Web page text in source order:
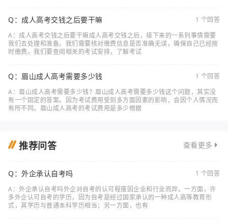
Q：成人高考交钱之后要干嘛
1 个回答
A：成人高考交钱之后要干嘛成人高考交钱之后，接下来的一系列事情需要
我们去处理和准备。我们需要核对缴费信息是否准确无误，确保自己已经按
时缴费。我们要查阅相关的考试安排，了解考试
Q：眉山成人高考需要多少钱
1 个回答
A：眉山成人高考需要多少钱？眉山成人高考需要多少钱这个问题，其实没
有一个固定的答案。因为考试费用受到多方面因素的影响，会因个人情况而
有所不同。眉山成人高考的考试费用是多少根据
推荐问答 查看更多
Q：外企承认自考吗
1 个回答
A：外企承认自考吗外企对自考的认可程度因企业和行业而异。一方面，许
多外企认可自考的学历，因为自考是经过国家承认的一种成人高等教育形
式，其学历与普通本科学历相当；另一方面，也有